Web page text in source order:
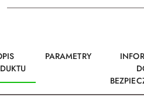
PARAMETRY